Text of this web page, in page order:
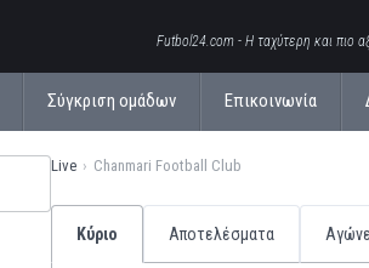
Futbol24.com - Η ταχύτερη και πιο
Σύγκριση ομάδων Επικοινωνία
Live Chanmari Football Club
Κύριο Αποτελέσματα